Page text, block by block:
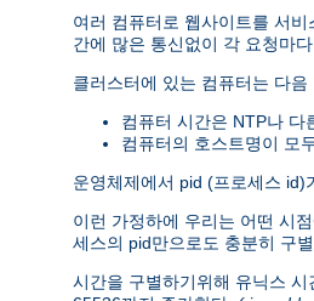
여러 컴퓨터로 웹사이트를 서
간에 많은 통신없이 각 요청마
클러스터에 있는 컴퓨터는 다
컴퓨터 시간은 NTP나 다
컴퓨터의 호스트명이 모
운영체제에서 pid (프로세스 id)
이런 가정하에 우리는 어떤 시
세스의 pid만으로도 충분히 구
시간을 구별하기위해 유닉스